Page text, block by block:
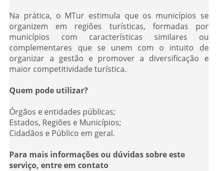
Na prática, o MTur estimula que os municípios se
organizem em regiões turísticas, formadas por
municípios com características similares ou
complementares que se unem com o intuito de
organizar a gestão e promover a diversificação e
maior competitividade turística.
Quem pode utilizar?
Órgãos e entidades públicas;
Estados, Regiões e Municípios;
Cidadãos e Público em geral.
Para mais informações ou dúvidas sobre este
serviço, entre em contato